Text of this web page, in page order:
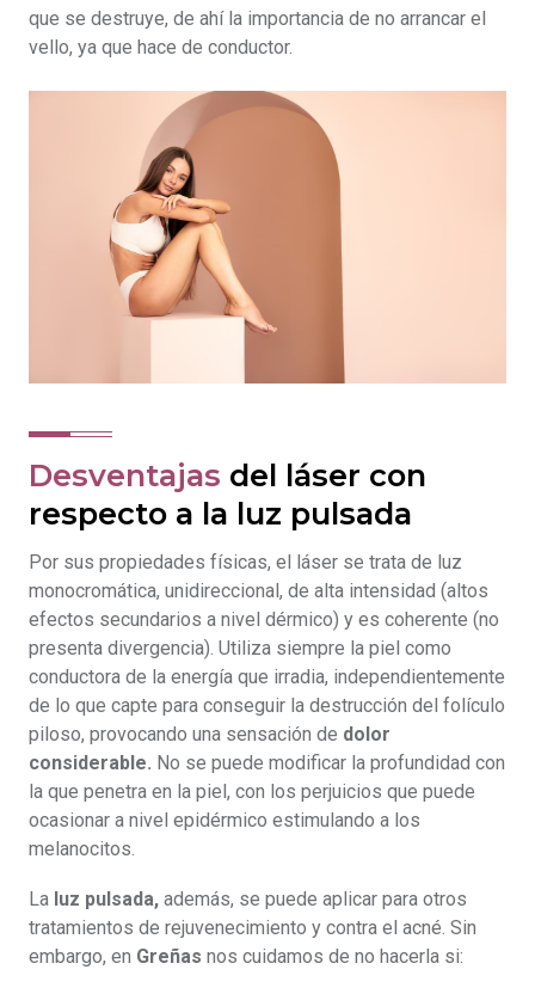
que se destruye, de ahí la importancia de no arrancar el
vello, ya que hace de conductor.
Desventajas del láser con
respecto a la luz pulsada
Por sus propiedades físicas, el láser se trata de luz
monocromática, unidireccional, de alta intensidad (altos
efectos secundarios a nivel dérmico) y es coherente (no
presenta divergencia). Utiliza siempre la piel como
conductora de la energía que irradia, independientemente
de lo que capte para conseguir la destrucción del folículo
piloso, provocando una sensación de dolor
considerable. No se puede modificar la profundidad con
la que penetra en la piel, con los perjuicios que puede
ocasionar a nivel epidérmico estimulando a los
melanocitos.
La luz pulsada, además, se puede aplicar para otros
tratamientos de rejuvenecimiento y contra el acné. Sin
embargo, en Greñas nos cuidamos de no hacerla si: